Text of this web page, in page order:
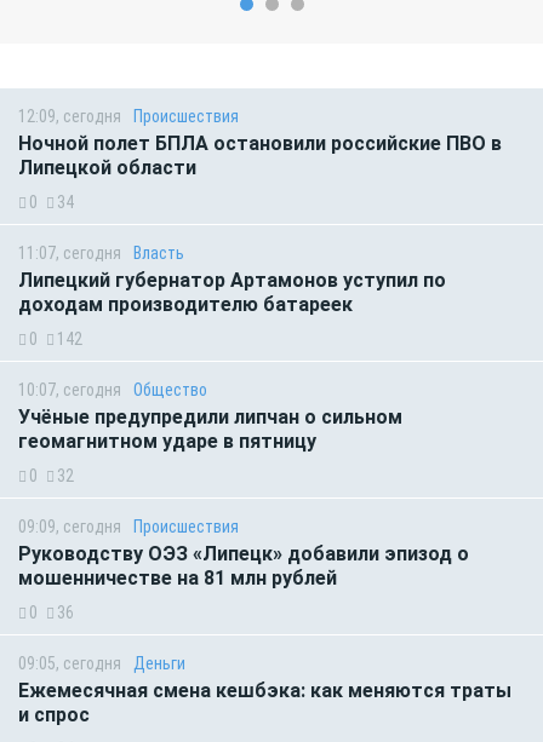
12:09, сегодня Происшествия
Ночной полет БПЛА остановили российские ПВО в
Липецкой области
0 34
11:07, сегодня Власть
Липецкий губернатор Артамонов уступил по
доходам производителю батареек
0 142
10:07, сегодня Общество
Учёные предупредили липчан о сильном
геомагнитном ударе в пятницу
0 32
09:09, сегодня Происшествия
Руководству ОЭЗ «Липецк» добавили эпизод о
мошенничестве на 81 млн рублей
0 36
09:05, сегодня Деньги
Ежемесячная смена кешбэка: как меняются траты
и спрос